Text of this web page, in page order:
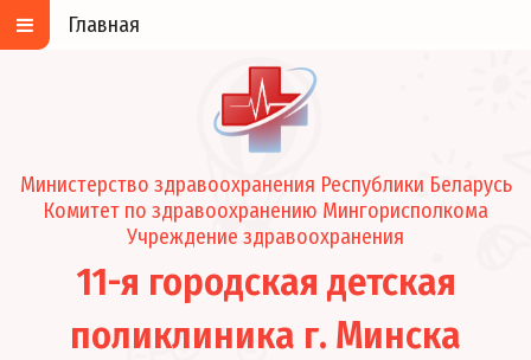
Министерство здравоохранения Республики Беларусь
Комитет по здравоохранению Мингорисполкома
Учреждение здравоохранения
11-я городская детская
поликлиника г. Минска
Главная